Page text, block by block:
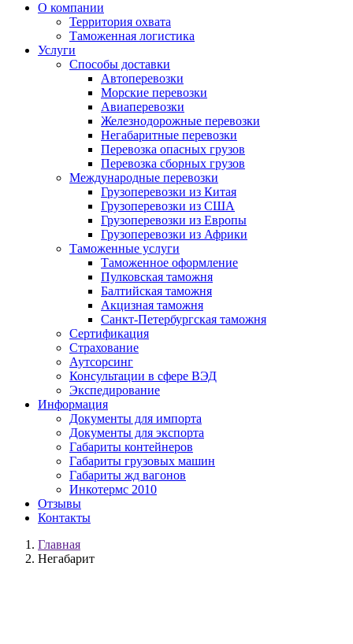
О компании
Территория охвата
Таможенная логистика
Услуги
Способы доставки
Автоперевозки
Морские перевозки
Авиаперевозки
Железнодорожные перевозки
Негабаритные перевозки
Перевозка опасных грузов
Перевозка сборных грузов
Международные перевозки
Грузоперевозки из Китая
Грузоперевозки из США
Грузоперевозки из Европы
Грузоперевозки из Африки
Таможенные услуги
Таможенное оформление
Пулковская таможня
Балтийская таможня
Акцизная таможня
Санкт-Петербургская таможня
Сертификация
Страхование
Аутсорсинг
Консультации в сфере ВЭД
Экспедирование
Информация
Документы для импорта
Документы для экспорта
Габариты контейнеров
Габариты грузовых машин
Габариты жд вагонов
Инкотермс 2010
Отзывы
Контакты
Главная
Негабарит